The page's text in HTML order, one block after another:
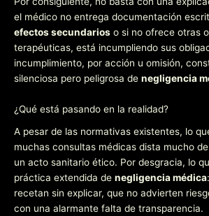
el médico no entrega documentación
efectos secundarios o si no ofrece otras
terapéuticas, está incumpliendo sus
incumplimiento, por acción u omisión,
silenciosa pero peligrosa de negligencia
¿Qué está pasando en la realidad?
A pesar de las normativas existentes, lo
muchas consultas médicas dista mucho
un acto sanitario ético. Por desgracia, lo
práctica extendida de negligencia médica
recetan sin explicar, que no advierten
con una alarmante falta de transparencia.